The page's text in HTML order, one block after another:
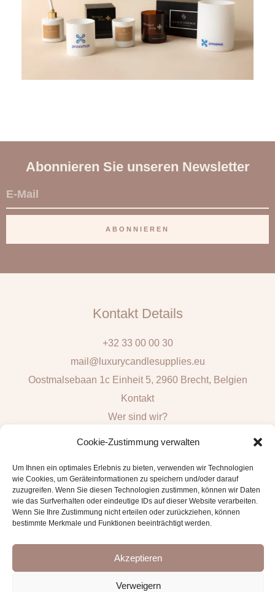
Cookie-Zustimmung verwalten
Um Ihnen ein optimales Erlebnis zu bieten, verwenden wir Technologien
wie Cookies, um Geräteinformationen zu speichern und/oder darauf
zuzugreifen. Wenn Sie diesen Technologien zustimmen, können wir Daten
wie das Surfverhalten oder eindeutige IDs auf dieser Website verarbeiten.
Wenn Sie Ihre Zustimmung nicht erteilen oder zurückziehen, können
bestimmte Merkmale und Funktionen beeinträchtigt werden.
Akzeptieren
Verweigern
Abonnieren Sie unseren Newsletter
E
-
a
ABONNIEREN
Kontakt Details
+32 33 00 00 30
mail@luxurycandlesupplies.eu
Oostmalsebaan 1c Einheit 5, 2960 Brecht, Belgien
Kontakt
Wer sind wir?
Schnelle Links
Alle Arten von Verbrauchsgütern
Allgemeine Verkaufs- und Lieferbedingungen